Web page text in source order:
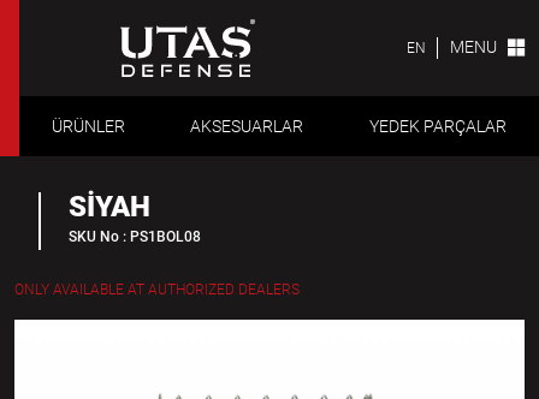
EN MENU
ÜRÜNLER AKSESUARLAR YEDEK PARÇALAR
SİYAH
SKU No : PS1BOL08
ONLY AVAILABLE AT AUTHORIZED DEALERS